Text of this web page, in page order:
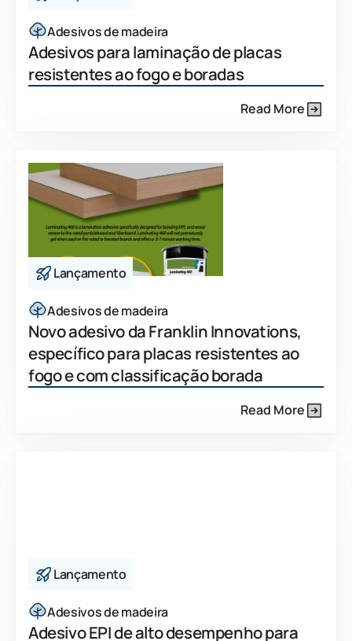
Adesivos de madeira
Adesivos para laminação de placas
resistentes ao fogo e boradas
Read More
Lançamento
Adesivos de madeira
Novo adesivo da Franklin Innovations,
específico para placas resistentes ao
fogo e com classificação borada
Read More
Lançamento
Adesivos de madeira
Adesivo EPI de alto desempenho para